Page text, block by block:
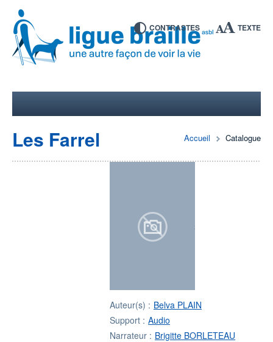
CONTRASTES TEXTE
Accueil Catalogue
Les Farrel
Auteur(s) : Belva PLAIN
Support : Audio
Narrateur : Brigitte BORLETEAU